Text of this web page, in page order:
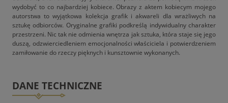
wydobyć to co najbardziej kobiece. Obrazy z aktem kobiecym mojego
autorstwa to wyjątkowa kolekcja grafik i akwareli dla wrażliwych na
sztukę odbiorców. Oryginalne grafiki podkreślą indywidualny charakter
przestrzeni. Nic tak nie odmienia wnętrza jak sztuka, która staje się jego
duszą, odzwierciedleniem emocjonalności właściciela i potwierdzeniem
zamiłowanie do rzeczy pięknych i kunsztownie wykonanych.
DANE TECHNICZNE